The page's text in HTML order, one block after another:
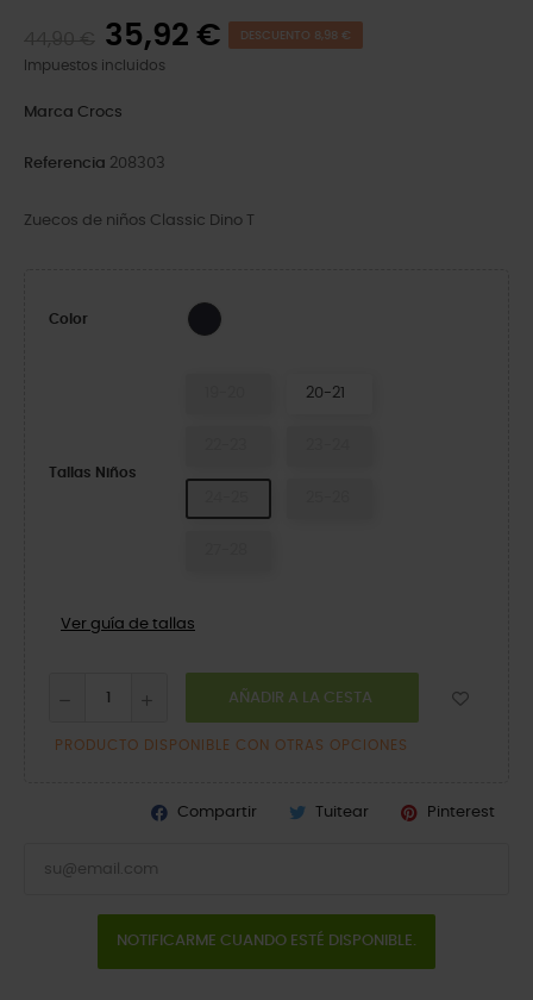
35,92 € DESCUENTO 8,98 €
Impuestos incluidos
Marca Crocs
Referencia 208303
Zuecos de niños Classic Dino T
Color Deep Navy/Multi
Tallas Niños
20-21
Ver guía de tallas
AÑADIR A LA CESTA
PRODUCTO DISPONIBLE CON OTRAS OPCIONES
Compartir Tuitear Pinterest
NOTIFICARME CUANDO ESTÉ DISPONIBLE.